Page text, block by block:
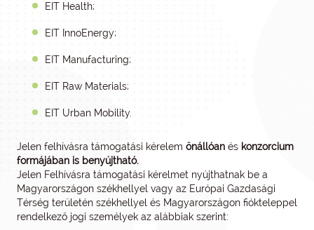
EIT Health;
EIT InnoEnergy;
EIT Manufacturing;
EIT Raw Materials;
EIT Urban Mobility.
Jelen felhívásra támogatási kérelem önállóan és konzorcium
formájában is benyújtható.
Jelen Felhívásra támogatási kérelmet nyújthatnak be a
Magyarországon székhellyel vagy az Európai Gazdasági
Térség területén székhellyel és Magyarországon fiókteleppel
rendelkező jogi személyek az alábbiak szerint: